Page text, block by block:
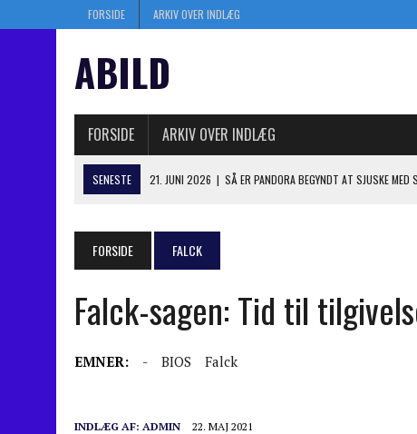
FORSIDE ARKIV OVER INDLÆG
ABILD
FORSIDE ARKIV OVER INDLÆG
SENESTE 21. JUNI 2026 | SÅ ER PANDORA BEGYNDT AT SJUSKE MED
6. JANUAR 2025 | MYSTIK OM DOBBELT BOGHOLDERI I PANDORA OP TIL
4. JULI 2026
KASI TABTE I BYRETTEN: TRÆKKER NYT ANGREBSVÅBEN
FORSIDE FALCK
Falck-sagen: Tid til
EMNER: - BIOS Falck
INDLÆG AF: ADMIN 22. MAJ 2021